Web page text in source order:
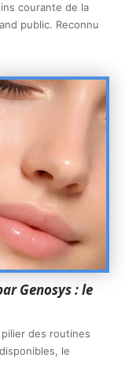
courante de la
public. Reconnu
Genosys : le
des routines
le